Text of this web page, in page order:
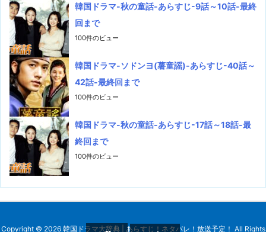
韓国ドラマ-秋の童話-あらすじ-9話～10話-最終
回まで
100件のビュー
韓国ドラマ-ソドンヨ(薯童謡)-あらすじ-40話～
42話-最終回まで
100件のビュー
韓国ドラマ-秋の童話-あらすじ-17話～18話-最
終回まで
100件のビュー
Copyright © 2026 韓国ドラマ大辞典 | あらすじ！ネタバレ！放送予定！ All Rights